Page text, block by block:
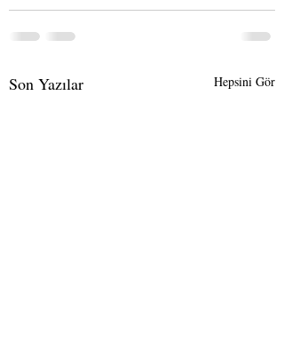
Son Yazılar Hepsini Gör